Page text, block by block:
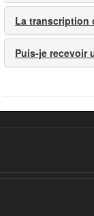
La transcription
Puis-je recevoir